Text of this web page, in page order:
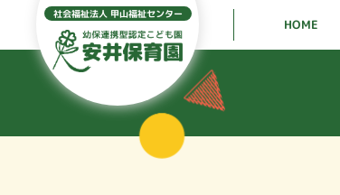
社会福祉法人 甲山福祉センター
HOME